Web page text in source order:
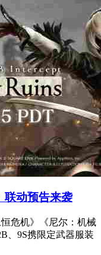
联动预告来袭
危机》《尼尔：机械
、9S携限定武器服装